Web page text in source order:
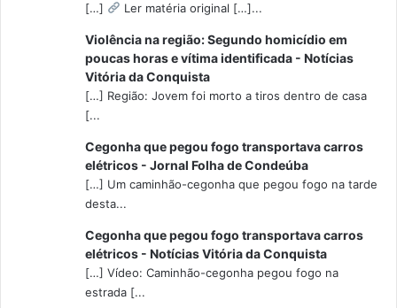
[…] Ler matéria original […]...
Violência na região: Segundo homicídio em
poucas horas e vítima identificada - Notícias
Vitória da Conquista
[…] Região: Jovem foi morto a tiros dentro de casa
[...
Cegonha que pegou fogo transportava carros
elétricos - Jornal Folha de Condeúba
[…] Um caminhão-cegonha que pegou fogo na tarde
desta...
Cegonha que pegou fogo transportava carros
elétricos - Notícias Vitória da Conquista
[…] Vídeo: Caminhão-cegonha pegou fogo na
estrada [...